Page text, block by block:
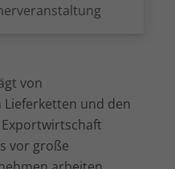
von
und den
vor große